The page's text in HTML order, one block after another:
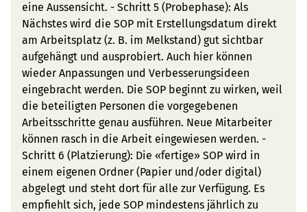
eine Aussensicht. - Schritt 5 (Probephase): Als
Nächstes wird die SOP mit Erstellungsdatum direkt
am Arbeitsplatz (z. B. im Melkstand) gut sichtbar
aufgehängt und ausprobiert. Auch hier können
wieder Anpassungen und Verbesserungsideen
eingebracht werden. Die SOP beginnt zu wirken, weil
die beteiligten Personen die vorgegebenen
Arbeitsschritte genau ausführen. Neue Mitarbeiter
können rasch in die Arbeit eingewiesen werden. -
Schritt 6 (Platzierung): Die «fertige» SOP wird in
einem eigenen Ordner (Papier und/oder digital)
abgelegt und steht dort für alle zur Verfügung. Es
empfiehlt sich, jede SOP mindestens jährlich zu